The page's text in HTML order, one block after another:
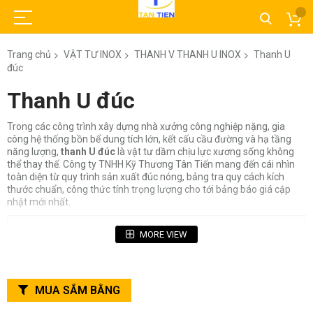
Trang chủ VẬT TƯ INOX THANH V THANH U INOX
Thanh U
đúc
Thanh U đúc
Trong các công trình xây dựng nhà xưởng công nghiệp nặng, gia
công hệ thống bồn bể dung tích lớn, kết cấu cầu đường và hạ tầng
năng lượng, thanh U đúc là vật tư dầm chịu lực xương sống không
thể thay thế. Công ty TNHH Kỹ Thương Tân Tiến mang đến cái nhìn
toàn diện từ quy trình sản xuất đúc nóng, bảng tra quy cách kích
thước chuẩn, công thức tính trọng lượng cho tới bảng báo giá cập
nhật mới nhất.
1.2. Ưu điểm kỹ thuật cốt lõi của thanh U đúc
2. So sánh chuyên sâu giữa Thanh U đúc và Thanh U
MORE VIEW
MUA SẮM BẰNG